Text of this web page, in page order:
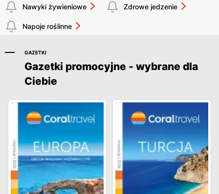
Nawyki żywieniowe Zdrowe jedzenie
Napoje roślinne
GAZETKI
Gazetki promocyjne - wybrane dla
Ciebie